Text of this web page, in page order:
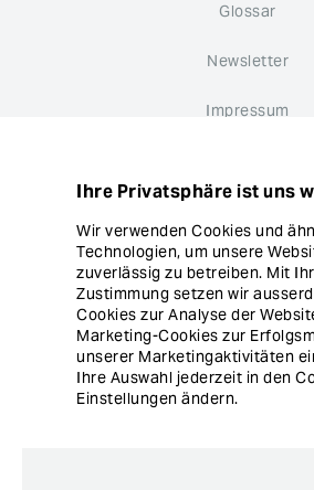
Glossar
Newsletter
Impressum
Cookie
© Copyright Ergon
Ihre Privatsphäre ist uns
Wir verwenden Cookies und
Technologien, um unsere
zuverlässig zu betreiben. Mit
Zustimmung setzen wir
Cookies zur Analyse der
Marketing-Cookies zur
unserer Marketingaktivitäten
Ihre Auswahl jederzeit in den
Einstellungen ändern.